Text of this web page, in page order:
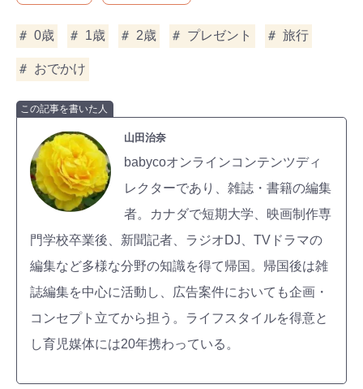
0歳 1歳 2歳 プレゼント 旅行
おでかけ
この記事を書いた人
山田治奈
babycoオンラインコンテンツディ
レクターであり、雑誌・書籍の編集
者。カナダで短期大学、映画制作専
門学校卒業後、新聞記者、ラジオDJ、TVドラマの
編集など多様な分野の知識を得て帰国。帰国後は雑
誌編集を中心に活動し、広告案件においても企画・
コンセプト立てから担う。ライフスタイルを得意と
し育児媒体には20年携わっている。